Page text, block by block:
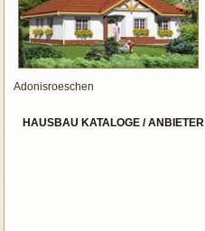
Adonisroeschen
HAUSBAU KATALOGE / ANBIETER